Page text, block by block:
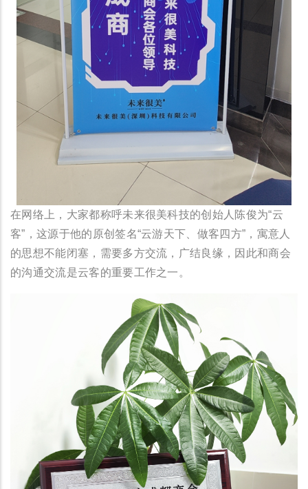
在网络上，大家都称呼未来很美科技的创始人陈俊为“云
客”，这源于他的原创签名“云游天下、做客四方”，寓意人
的思想不能闭塞，需要多方交流，广结良缘，因此和商会
的沟通交流是云客的重要工作之一。